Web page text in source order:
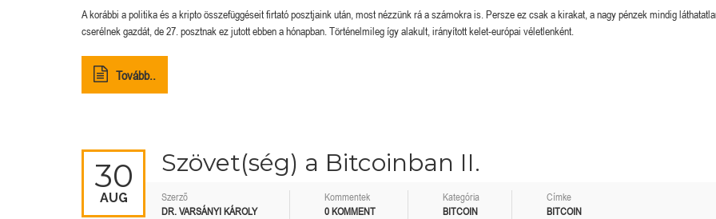
A korábbi a politika és a kripto összefüggéseit firtató posztjaink után, most nézzünk rá a számokra is. Persze ez csak a kirakat, a nagy pénzek mindig
cserélnek gazdát, de 27. posztnak ez jutott ebben a hónapban. Történelmileg így alakult, irányított kelet-európai véletlenként.
Tovább..
30
AUG
Szövet(ség) a Bitcoinban II.
Szerző
DR. VARSÁNYI KÁROLY
Kommentek
0 KOMMENT
Kategória
BITCOIN
Címke
BITCOIN